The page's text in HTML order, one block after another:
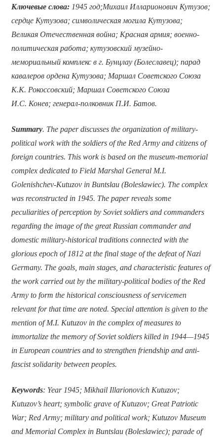
Ключевые слова: 1945 год;Михаил Илларионович Кутузов;
сердце Кутузова; символическая могила Кутузова;
Великая Отечественная война; Красная армия; военно-
политическая работа; кутузовский музейно-
мемориальный комплекс в г. Бунцлау (Болеславец); парад
кавалеров ордена Кутузова; Маршал Советского Союза
К.К. Рокоссовский; Маршал Советского Союза
И.С. Конев; генерал-полковник П.И. Батов.
Summary. The paper discusses the organization of military-
political work with the soldiers of the Red Army and citizens of
foreign countries. This work is based on the museum-memorial
complex dedicated to Field Marshal General M.I.
Golenishchev-Kutuzov in Buntslau (Boleslawiec). The complex
was reconstructed in 1945. The paper reveals some
peculiarities of perception by Soviet soldiers and commanders
regarding the image of the great Russian commander and
domestic military-historical traditions connected with the
glorious epoch of 1812 at the final stage of the defeat of Nazi
Germany. The goals, main stages, and characteristic features of
the work carried out by the military-political bodies of the Red
Army to form the historical consciousness of servicemen
relevant for that time are noted. Special attention is given to the
mention of M.I. Kutuzov in the complex of measures to
immortalize the memory of Soviet soldiers killed in 1944—1945
in European countries and to strengthen friendship and anti-
fascist solidarity between peoples.
Keywords: Year 1945; Mikhail Illarionovich Kutuzov;
Kutuzov’s heart; symbolic grave of Kutuzov; Great Patriotic
War; Red Army; military and political work; Kutuzov Museum
and Memorial Complex in Buntslau (Boleslawiec); parade of